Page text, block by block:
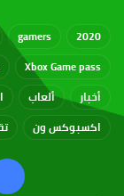
2020
gamers
Xbox Game pass
أخبار
ألعاب
اكسبوكس ون